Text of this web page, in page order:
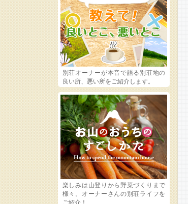
別荘オーナーが本音で語る別荘地の
良い所、悪い所をご紹介します。
楽しみは山登りから野菜づくりまで
様々。オーナーさんの別荘ライフを
ご紹介！